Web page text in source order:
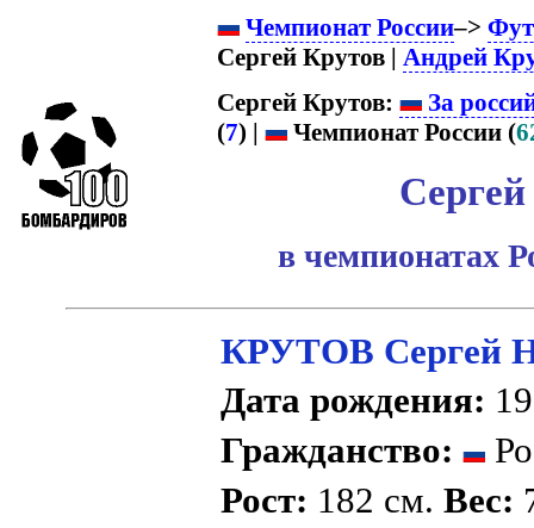
Чемпионат России–>
Сергей Крутов | Андрей
Сергей Крутов:
За
(7) | Чемпионат России (
в чемпионатах
КРУТОВ Сергей
Дата рождения:
Гражданство:
Рост: 182 см. Вес: